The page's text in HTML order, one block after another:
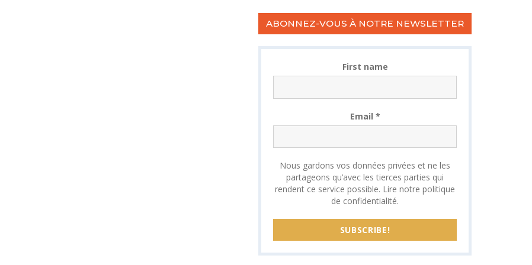
ABONNEZ-VOUS À NOTRE NEWSLETTER
First name
Email *
Nous gardons vos données privées et ne les
partageons qu’avec les tierces parties qui
rendent ce service possible. Lire notre politique
de confidentialité.